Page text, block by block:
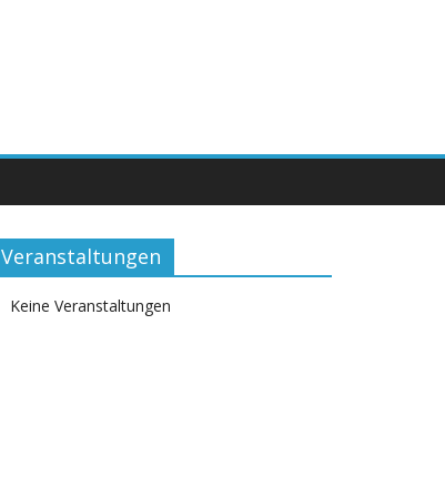
Veranstaltungen
Keine Veranstaltungen